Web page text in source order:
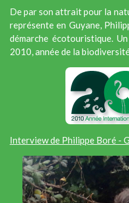
De par son attrait pour la
représente en Guyane,
démarche écotouristique.
2010, année de la
Interview de Philippe Boré -